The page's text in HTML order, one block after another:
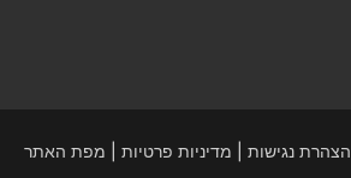
הצהרת נגישות מדיניות פרטיות מפת האתר